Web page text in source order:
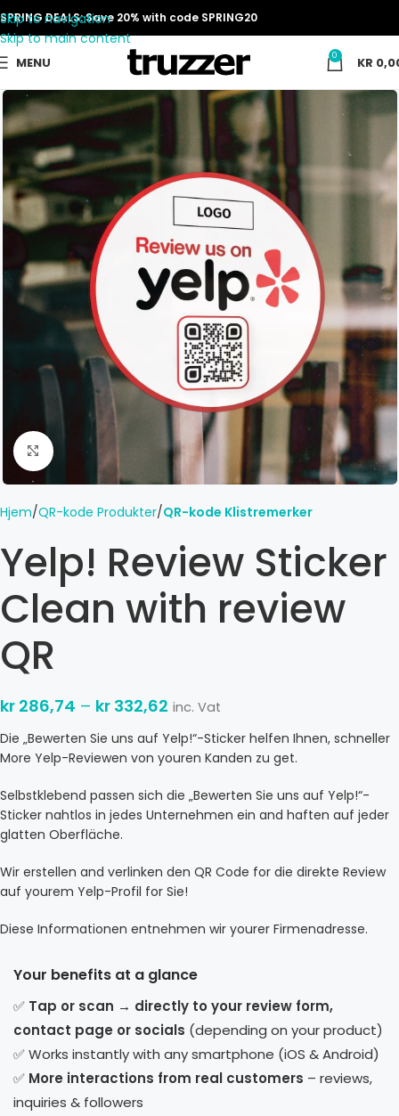
Skip to navigation
Skip to main content
SPRING DEALS: Save 20% with code SPRING20
MENU 0 KR
Click to enlarge
Hjem QR-kode Produkter QR-kode Klistremerker
Yelp! Review Sticker
Clean with review
QR
kr 286,74 – kr 332,62 inc. Vat
Die „Bewerten Sie uns auf Yelp!“-Sticker helfen Ihnen, schneller
More Yelp-Reviewen von youren Kanden zu get.
Selbstklebend passen sich die „Bewerten Sie uns auf Yelp!“-
Sticker nahtlos in jedes Unternehmen ein and haften auf jeder
glatten Oberfläche.
Wir erstellen and verlinken den QR Code for die direkte Review
auf yourem Yelp-Profil for Sie!
Diese Informationen entnehmen wir yourer Firmenadresse.
Your benefits at a glance
✅ Tap or scan → directly to your review form,
contact page or socials (depending on your product)
✅ Works instantly with any smartphone (iOS & Android)
✅ More interactions from real customers – reviews,
inquiries & followers